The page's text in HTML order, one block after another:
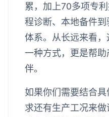
累，加上70多项专
程诊断、本地备件
体系。从长远来看
一种方式，更是帮
伴。
如果你们需要结合
求还有生产工况来做